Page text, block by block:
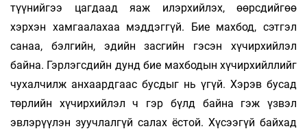
түүнийгээ цагдаад яаж илэрхийлэх, өөрсдийгөө
хэрхэн хамгаалахаа мэддэггүй. Бие махбод, сэтгэл
санаа, бэлгийн, эдийн засгийн гэсэн хүчирхийлэл
байна. Гэрлэгсдийн дунд бие махбодын хүчирхийллийг
чухалчилж анхаардгаас бусдыг нь үгүй. Хэрэв бусад
төрлийн хүчирхийлэл ч гэр бүлд байна гэж үзвэл
эвлэрүүлэн зуучлалгүй салах ёстой. Хүсээгүй байхад